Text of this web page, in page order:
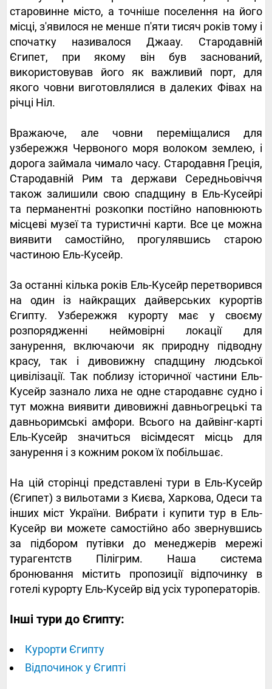
старовинне місто, а точніше поселення на його
місці, з'явилося не менше п'яти тисяч років тому і
спочатку називалося Джаау. Стародавній
Єгипет, при якому він був заснований,
використовував його як важливий порт, для
якого човни виготовлялися в далеких Фівах на
річці Ніл.
Вражаюче, але човни переміщалися для
узбережжя Червоного моря волоком землею, і
дорога займала чимало часу. Стародавня Греція,
Стародавній Рим та держави Середньовіччя
також залишили свою спадщину в Ель-Кусейрі
та перманентні розкопки постійно наповнюють
місцеві музеї та туристичні карти. Все це можна
виявити самостійно, прогулявшись старою
частиною Ель-Кусейр.
За останні кілька років Ель-Кусейр перетворився
на один із найкращих дайверських курортів
Єгипту. Узбережжя курорту має у своєму
розпорядженні неймовірні локації для
занурення, включаючи як природну підводну
красу, так і дивовижну спадщину людської
цивілізації. Так поблизу історичної частини Ель-
Кусейр зазнало лиха не одне стародавнє судно і
тут можна виявити дивовижні давньогрецькі та
давньоримські амфори. Всього на дайвінг-карті
Ель-Кусейр значиться вісімдесят місць для
занурення і з кожним роком їх побільшає.
На цій сторінці представлені тури в Ель-Кусейр
(Єгипет) з вильотами з Києва, Харкова, Одеси та
інших міст України. Вибрати і купити тур в Ель-
Кусейр ви можете самостійно або звернувшись
за підбором путівки до менеджерів мережі
турагентств Пілігрим. Наша система
бронювання містить пропозиції відпочинку в
готелі курорту Ель-Кусейр від усіх туроператорів.
Інші тури до Єгипту:
Курорти Єгипту
Відпочинок у Єгипті